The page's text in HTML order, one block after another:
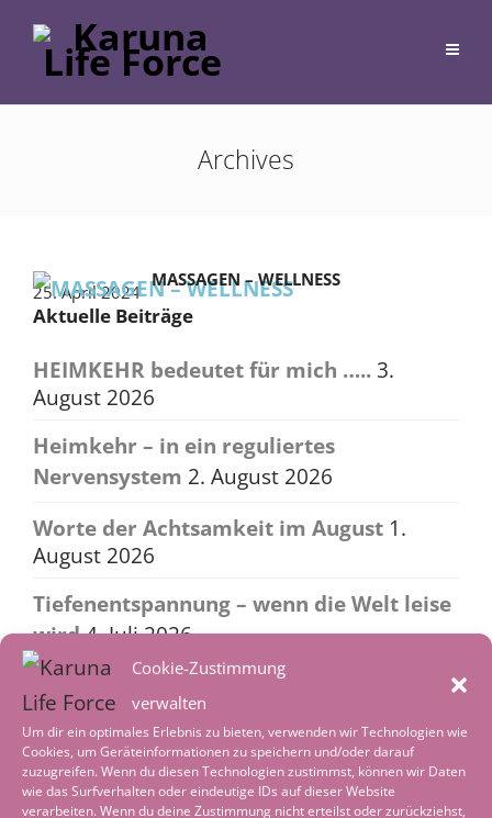
Cookie-Zustimmung
verwalten
Um dir ein optimales Erlebnis zu bieten, verwenden wir Technologien wie
Cookies, um Geräteinformationen zu speichern und/oder darauf
zuzugreifen. Wenn du diesen Technologien zustimmst, können wir Daten
wie das Surfverhalten oder eindeutige IDs auf dieser Website
verarbeiten. Wenn du deine Zustimmung nicht erteilst oder zurückziehst,
Archives
MASSAGEN – WELLNESS
25. April 2024
Aktuelle Beiträge
HEIMKEHR bedeutet für mich …..3.
August 2026
Heimkehr – in ein reguliertes
Nervensystem 2. August 2026
Worte der Achtsamkeit im August 1.
August 2026
Tiefenentspannung – wenn die Welt leise
wird4. Juli 2026
Worte der Achtsamkeit im Juli
1. Juli 2026
Geschichte zum Nachdenken: Als das
Boot nicht mehr gebraucht wurde29.
Juni 2026